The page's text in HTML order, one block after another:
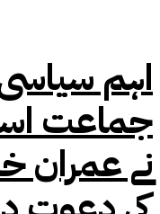
اہم
جماعت
نے عمران